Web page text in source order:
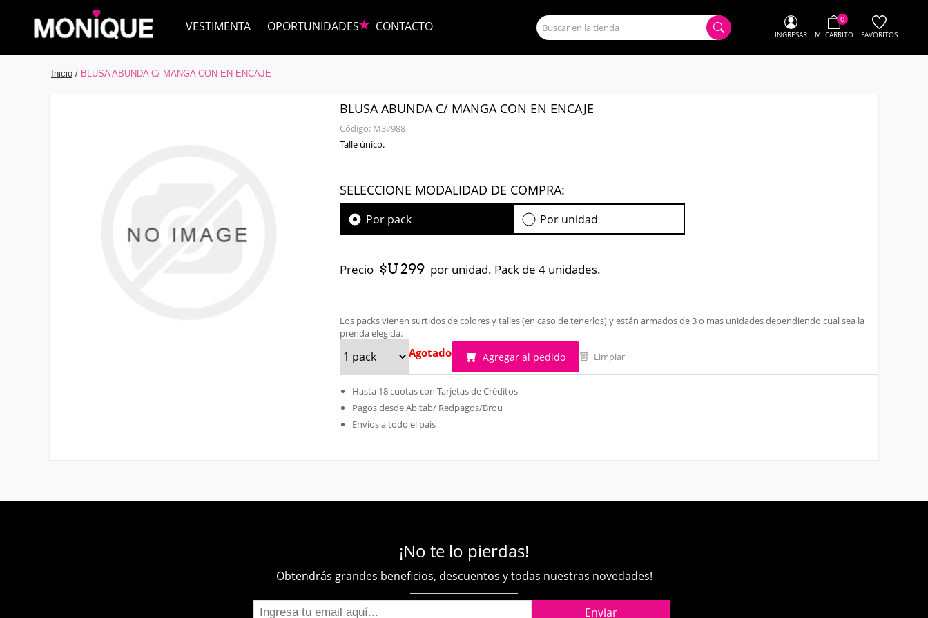
0
MI CARRITO FAVORITOS
INGRESAR
VESTIMENTA OPORTUNIDADES CONTACTO
Inicio / BLUSA ABUNDA C/ MANGA CON EN ENCAJE
BLUSA ABUNDA C/ MANGA CON EN ENCAJE
Código: M37988
Talle único.
SELECCIONE MODALIDAD DE COMPRA:
Por pack Por unidad
Precio $U 299 por unidad. Pack de 4 unidades.
Los packs vienen surtidos de colores y talles (en caso de tenerlos) y están armados de 3 o mas unidades dependiendo cual sea la
prenda elegida.
Agotado Agregar al pedido Limpiar
Hasta 18 cuotas con Tarjetas de Créditos
Pagos desde Abitab/ Redpagos/Brou
Envios a todo el pais
¡No te lo pierdas!
Obtendrás grandes beneficios, descuentos y todas nuestras novedades!